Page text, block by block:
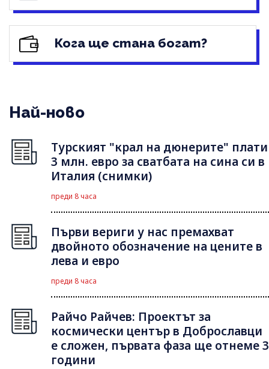
Кога ще стана богат?
Най-ново
Турският "крал на дюнерите" плати
3 млн. евро за сватбата на сина си в
Италия (снимки)
преди 8 часа
Първи вериги у нас премахват
двойното обозначение на цените в
лева и евро
преди 8 часа
Райчо Райчев: Проектът за
космически център в Доброславци
е сложен, първата фаза ще отнеме 3
години